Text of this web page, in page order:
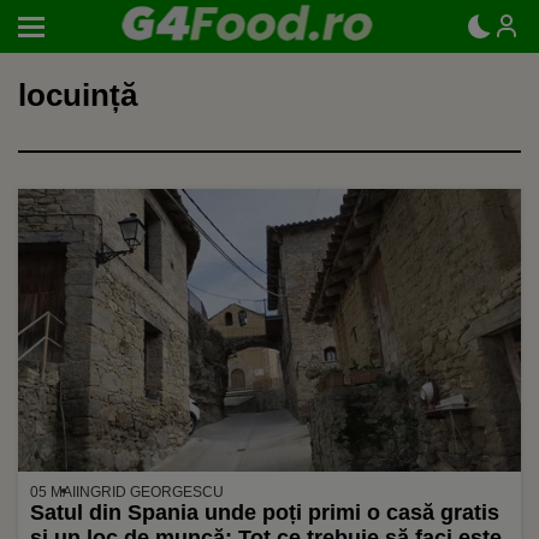
locuință
05 MAI INGRID GEORGESCU
Satul din Spania unde poți primi o casă gratis